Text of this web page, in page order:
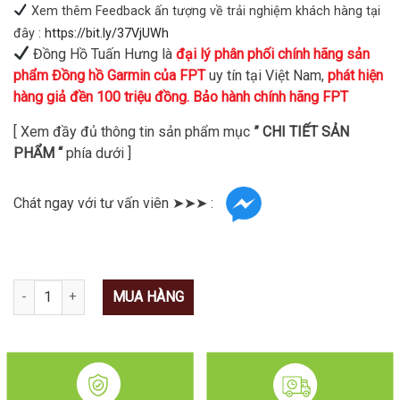
Xem thêm Feedback ấn tượng về trải nghiệm khách hàng tại
đây : https://bit.ly/37VjUWh
Đồng Hồ Tuấn Hưng làđại lý phân phối chính hãng sản
phẩm Đồng hồ Garmin của FPTuy tín tại Việt Nam, phát hiện
hàng giả đền 100 triệu đồng. Bảo hành chính hãng FPT
[ Xem đầy đủ thông tin sản phẩm mục ” CHI TIẾT SẢN
PHẨM “phía dưới ]
Chát ngay với tư vấn viên ➤➤➤ :
Số lượng MUA HÀNG